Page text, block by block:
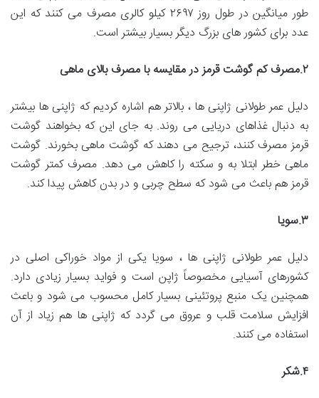
طور میانگین در طول روز ۲۶۹۷ کیلو کالری مصرف می کنند که این
عدد برای کشور های بزرگ دیگر بسیار بیشتر است.
۲.مصرف کم گوشت قرمز در مقایسه با مصرف بالای ماهی
دلیل عمر طولانی ژاپنی ها ، بالاتر هم اشاره کردیم که ژاپنی ها بیشتر
به دنبال غذاهای دریایی می روند‌. به جای این که بخواهند گوشت
قرمز مصرف کنند، ترجیح می دهند که گوشت ماهی بخورند. گوشت
ماهی خطر ابتلا به و سکته را کاهش می دهد. مصرف کمتر گوشت
قرمز هم باعث می شود که سطح چربی و در بدن کاهش پیدا کند.
۳.سویا
دلیل عمر طولانی ژاپنی ها ، سویا یکی از مواد خوراکی اصلی در
کشورهای آسیایی مخصوصاً ژاپن است و فواید بسیار زیادی دارد.
همچنین یک منبع پروتئینی بسیار کامل محسوب می‌ شود و باعث
افزایش سلامت قلب و عروق می گردد که ژاپنی‌ ها هم زیاد از آن
استفاده می کنند.
۴.شکر